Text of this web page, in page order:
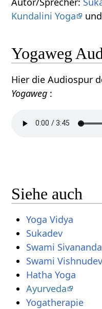
Kundalini Yoga
und
Yogaweg
Hier die Audiospur
Yogaweg :
Siehe auch
Yoga Vidya
Sukadev
Swami Sivananda
Swami
Hatha Yoga
Ayurveda
Yogatherapie